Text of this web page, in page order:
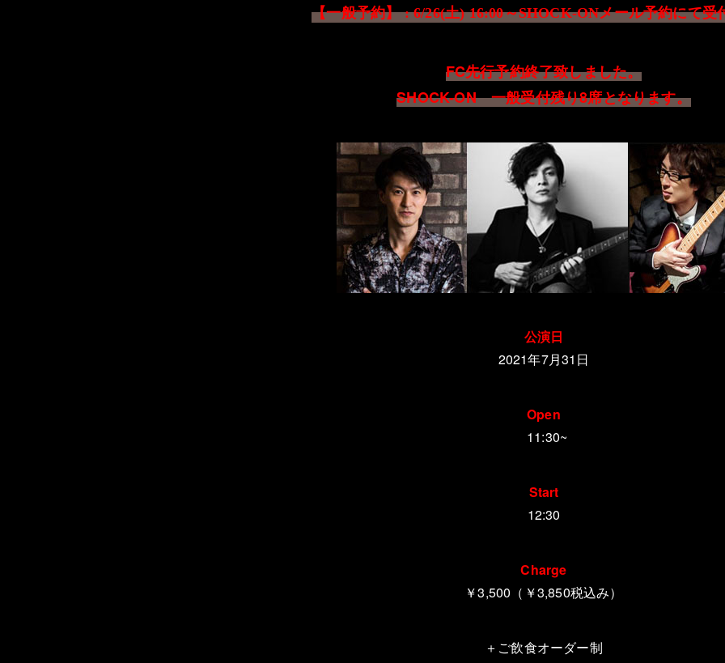
【一般予約】: 6/26(土) 16:00～SHOCK-ONメール予約にて受
FC先行予約終了致しました。
SHOCK-ON 一般受付残り8席となります。
公演日
2021年7月31日
Open
11:30~
Start
12:30
Charge
￥3,500（ ￥3,850税込み）
＋ご飲食オーダー制